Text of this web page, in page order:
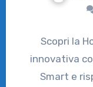
Scopri la
innovativa
Smart e